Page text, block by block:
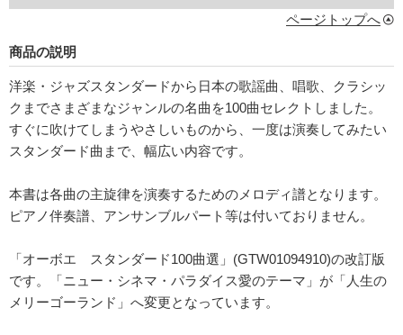
ページトップへ
商品の説明
洋楽・ジャズスタンダードから日本の歌謡曲、唱歌、クラシッ
クまでさまざまなジャンルの名曲を100曲セレクトしました。
すぐに吹けてしまうやさしいものから、一度は演奏してみたい
スタンダード曲まで、幅広い内容です。
本書は各曲の主旋律を演奏するためのメロディ譜となります。
ピアノ伴奏譜、アンサンブルパート等は付いておりません。
「オーボエ スタンダード100曲選」(GTW01094910)の改訂版
です。「ニュー・シネマ・パラダイス愛のテーマ」が「人生の
メリーゴーランド」へ変更となっています。